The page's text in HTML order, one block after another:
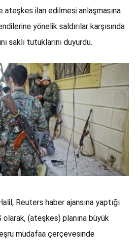
ateşkes ilan edilmesi anlaşmasına
yönelik saldırılar karşısında
saklı tutuklarını duyurdu.
Reuters haber ajansına yaptığı
olarak, (ateşkes) planına büyük
müdafaa çerçevesinde